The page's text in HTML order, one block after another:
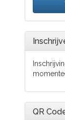
QR